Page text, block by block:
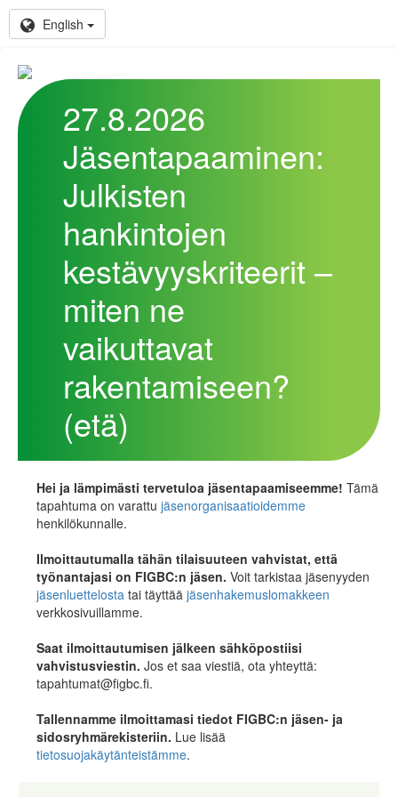
English
27.8.2026
Jäsentapaaminen:
Julkisten
hankintojen
kestävyyskriteerit –
miten ne
vaikuttavat
rakentamiseen?
(etä)
Hei ja lämpimästi tervetuloa jäsentapaamiseemme! Tämä
tapahtuma on varattu jäsenorganisaatioidemme
henkilökunnalle.
Ilmoittautumalla tähän tilaisuuteen vahvistat, että
työnantajasi on FIGBC:n jäsen. Voit tarkistaa jäsenyyden
jäsenluettelosta tai täyttää jäsenhakemuslomakkeen
verkkosivuillamme.
Saat ilmoittautumisen jälkeen sähköpostiisi
vahvistusviestin. Jos et saa viestiä, ota yhteyttä:
tapahtumat@figbc.fi.
Tallennamme ilmoittamasi tiedot FIGBC:n jäsen- ja
sidosryhmärekisteriin. Lue lisää
tietosuojakäytänteistämme.